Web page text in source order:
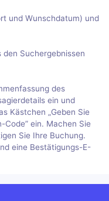
und Wunschdatum) und
den Suchergebnissen
des
ein und
Kästchen „Geben Sie
Code” ein. Machen Sie
Sie Ihre Buchung.
eine Bestätigungs-E-